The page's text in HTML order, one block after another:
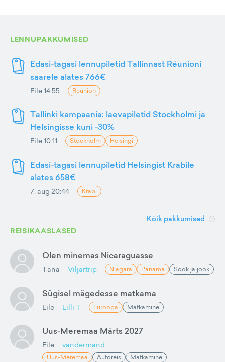
LENNUPAKKUMISED
Edasi-tagasi lennupiletid Tallinnast Réunioni
saarele alates 766€
Eile 14:55 Reunion
Tallinki kampaania: laevapiletid Stockholmi ja
Helsingisse kuni -30%
Eile 10:11 Stockholm Helsingi
Edasi-tagasi lennupiletid Helsingist Krabile
alates 658€
7. aug 20:44 Krabi
Kõik pakkumised
REISIKAASLASED
Olen minemas Nicaraguasse
Täna Viljartrip Niagara Panama Söök ja jook
Sügisel mägedesse matkama
Eile Lilli T Euroopa Matkamine
Uus-Meremaa Märts 2027
Eile vandermand
Uus-Meremaa Autoreis Matkamine